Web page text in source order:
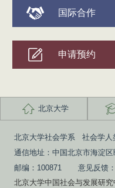
国际合作
申请预约
北京大学
北京大学社会学系 社会学
通信地址：中国北京市海淀
邮编：100871 意见反馈
北京大学中国社会与发展研究